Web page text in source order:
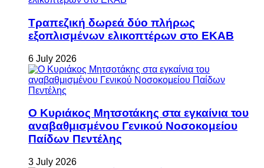
Τραπεζική δωρεά δύο πλήρως
εξοπλισμένων ελικοπτέρων στο ΕΚΑΒ
6 July 2026
Ο Κυριάκος Μητσοτάκης στα εγκαίνια του
αναβαθμισμένου Γενικού Νοσοκομείου
Παίδων Πεντέλης
3 July 2026